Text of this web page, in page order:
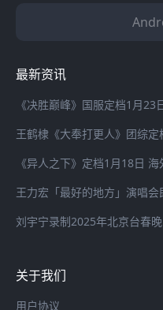
最新资讯
《异人之下》定档1月18日
刘宇宁录制2025年北京台春
关于我们
用户协议